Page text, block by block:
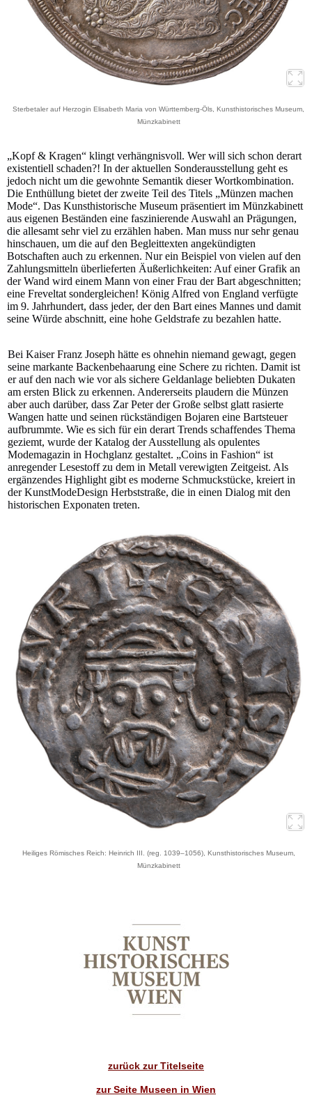
Sterbetaler auf Herzogin Elisabeth Maria von Württemberg-Öls, Kunsthistorisches Museum,
Münzkabinett
„Kopf & Kragen“ klingt verhängnisvoll. Wer will sich schon derart
existentiell schaden?! In der aktuellen Sonderausstellung geht es
jedoch nicht um die gewohnte Semantik dieser Wortkombination.
Die Enthüllung bietet der zweite Teil des Titels „Münzen machen
Mode“. Das Kunsthistorische Museum präsentiert im Münzkabinett
aus eigenen Beständen eine faszinierende Auswahl an Prägungen,
die allesamt sehr viel zu erzählen haben. Man muss nur sehr genau
hinschauen, um die auf den Begleittexten angekündigten
Botschaften auch zu erkennen. Nur ein Beispiel von vielen auf den
Zahlungsmitteln überlieferten Äußerlichkeiten: Auf einer Grafik an
der Wand wird einem Mann von einer Frau der Bart abgeschnitten;
eine Freveltat sondergleichen! König Alfred von England verfügte
im 9. Jahrhundert, dass jeder, der den Bart eines Mannes und damit
seine Würde abschnitt, eine hohe Geldstrafe zu bezahlen hatte.
Bei Kaiser Franz Joseph hätte es ohnehin niemand gewagt, gegen
seine markante Backenbehaarung eine Schere zu richten. Damit ist
er auf den nach wie vor als sichere Geldanlage beliebten Dukaten
am ersten Blick zu erkennen. Andererseits plaudern die Münzen
aber auch darüber, dass Zar Peter der Große selbst glatt rasierte
Wangen hatte und seinen rückständigen Bojaren eine Bartsteuer
aufbrummte. Wie es sich für ein derart Trends schaffendes Thema
geziemt, wurde der Katalog der Ausstellung als opulentes
Modemagazin in Hochglanz gestaltet. „Coins in Fashion“ ist
anregender Lesestoff zu dem in Metall verewigten Zeitgeist. Als
ergänzendes Highlight gibt es moderne Schmuckstücke, kreiert in
der KunstModeDesign Herbststraße, die in einen Dialog mit den
historischen Exponaten treten.
Heiliges Römisches Reich: Heinrich III. (reg. 1039–1056), Kunsthistorisches Museum,
Münzkabinett
zurück zur Titelseite
zur Seite Museen in Wien